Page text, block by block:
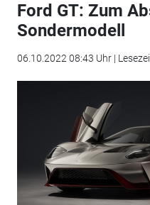
Ford GT: Zum
Sondermodell
06.10.2022 08:43 Uhr |